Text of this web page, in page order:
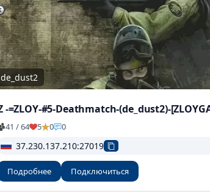
de_dust2
41 / 64 5 0 0
37.230.137.210:27019
Подробнее Подключиться